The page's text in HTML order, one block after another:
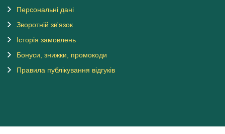
Персональні дані
Зворотній зв'язок
Історія замовлень
Бонуси, знижки, промокоди
Правила публікування відгуків